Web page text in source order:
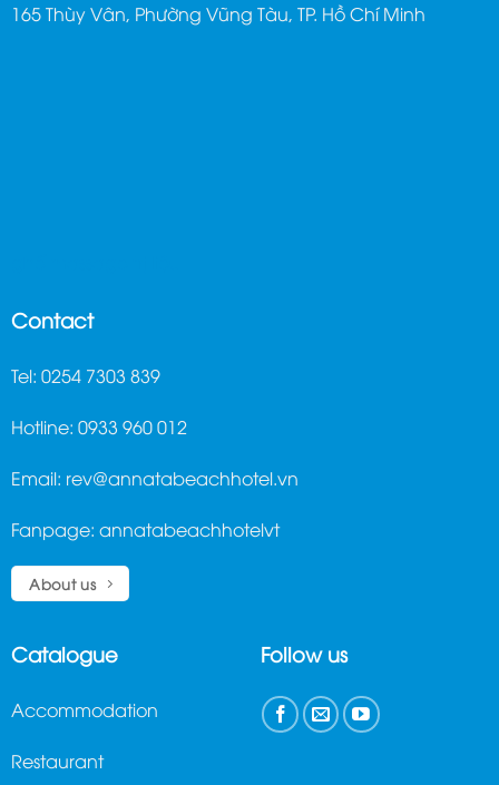
165 Thùy Vân, Phường Vũng Tàu, TP. Hồ Chí Minh
Contact
Tel: 0254 7303 839
Hotline: 0933 960 012
Email: rev@annatabeachhotel.vn
Fanpage: annatabeachhotelvt
About us
Catalogue
Accommodation
Restaurant
Follow us